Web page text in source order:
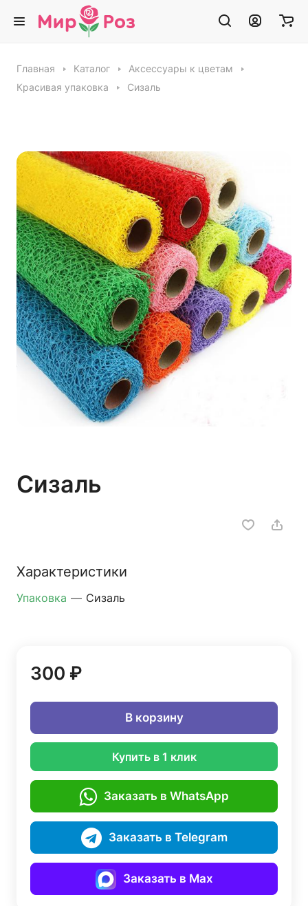
Главная Каталог
Аксессуары к цветам
Красивая упаковка
Сизаль
Сизаль
Характеристики
Упаковка — Сизаль
300 ₽
В корзину
Купить в 1 клик
Заказать в WhatsApp
Заказать в Telegram
Заказать в Max